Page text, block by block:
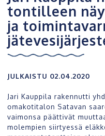
tontilleen
ja
JULKAISTU 02.04.2020
Jari Kauppila rakennutti
omakotitalon Satavan
vaimonsa päättivät
molempien siirtyessä